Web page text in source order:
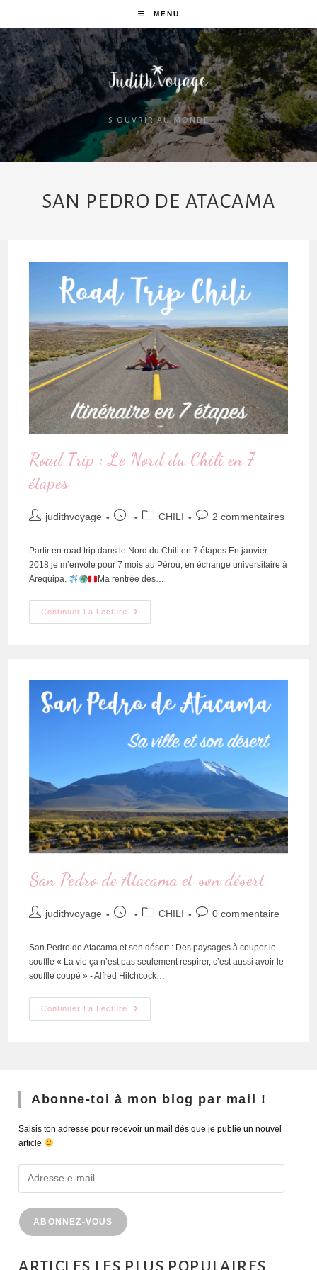
MENU
S'OUVRIR AU MONDE
SAN PEDRO DE ATACAMA
Road Trip : Le Nord du Chili en 7
étapes
judithvoyage CHILI 2 commentaires
Partir en road trip dans le Nord du Chili en 7 étapes En janvier
2018 je m’envole pour 7 mois au Pérou, en échange universitaire à
Arequipa.
Ma rentrée des…
Continuer La Lecture
San Pedro de Atacama et son désert
judithvoyage CHILI 0 commentaire
San Pedro de Atacama et son désert : Des paysages à couper le
souffle « La vie ça n’est pas seulement respirer, c’est aussi avoir le
souffle coupé » - Alfred Hitchcock…
Continuer La Lecture
Abonne-toi à mon blog par mail !
Saisis ton adresse pour recevoir un mail dès que je publie un nouvel
article
ABONNEZ-VOUS
ARTICLES LES PLUS POPULAIRES